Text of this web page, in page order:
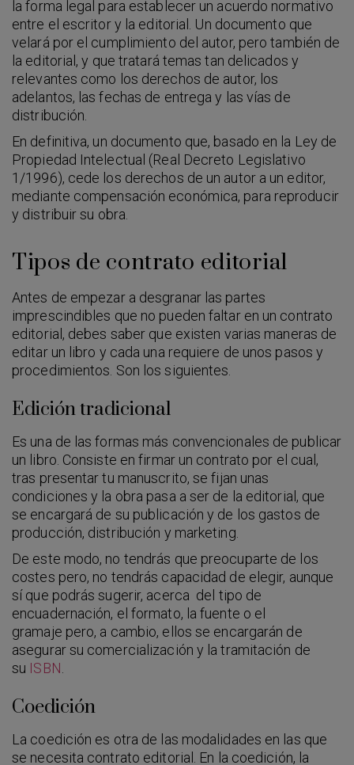
la forma legal para establecer un acuerdo normativo
entre el escritor y la editorial. Un documento que
velará por el cumplimiento del autor, pero también de
la editorial, y que tratará temas tan delicados y
relevantes como los derechos de autor, los
adelantos, las fechas de entrega y las vías de
distribución.
En definitiva, un documento que, basado en la Ley de
Propiedad Intelectual (Real Decreto Legislativo
1/1996), cede los derechos de un autor a un editor,
mediante compensación económica, para reproducir
y distribuir su obra.
Tipos de contrato editorial
Antes de empezar a desgranar las partes
imprescindibles que no pueden faltar en un contrato
editorial, debes saber que existen varias maneras de
editar un libro y cada una requiere de unos pasos y
procedimientos. Son los siguientes.
Edición tradicional
Es una de las formas más convencionales de publicar
un libro. Consiste en firmar un contrato por el cual,
tras presentar tu manuscrito, se fijan unas
condiciones y la obra pasa a ser de la editorial, que
se encargará de su publicación y de los gastos de
producción, distribución y marketing.
De este modo, no tendrás que preocuparte de los
costes pero, no tendrás capacidad de elegir, aunque
sí que podrás sugerir, acerca del tipo de
encuadernación, el formato, la fuente o el
gramaje pero, a cambio, ellos se encargarán de
asegurar su comercialización y la tramitación de
su ISBN
Coedición
La coedición es otra de las modalidades en las que
se necesita contrato editorial. En la coedición, la